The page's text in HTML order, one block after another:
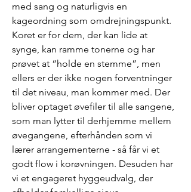
med sang og naturligvis en
kageordning som omdrejningspunkt.
Koret er for dem, der kan lide at
synge, kan ramme tonerne og har
prøvet at “holde en stemme”, men
ellers er der ikke nogen forventninger
til det niveau, man kommer med. Der
bliver optaget øvefiler til alle sangene,
som man lytter til derhjemme mellem
øvegangene, efterhånden som vi
lærer arrangementerne - så får vi et
godt flow i korøvningen. Desuden har
vi et engageret hyggeudvalg, der